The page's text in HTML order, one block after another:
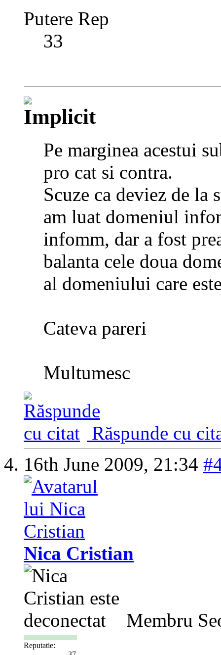
Putere Rep
33
Pe marginea acestui
pro cat si contra.
Scuze ca deviez de la
am luat domeniul
infomm, dar a fost
balanta cele doua
al domeniului care
Cateva pareri
Multumesc
Răspunde cu
16th June 2009, 21:34
Nica Cristian
Membru
Reputatie: